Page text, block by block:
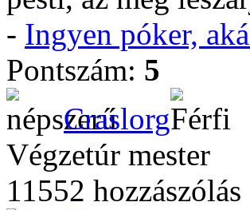
- Ingyen póker,
Pontszám: 5
Craslorg
Végzetúr mester
11552 hozzászólás